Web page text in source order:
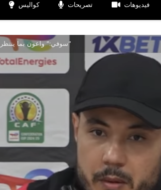
كواليس تصريحات فيديوهات
سوفي:” واعون بما ينتظرنا في مباراة قسنطينة وجاهزون للتأهل”